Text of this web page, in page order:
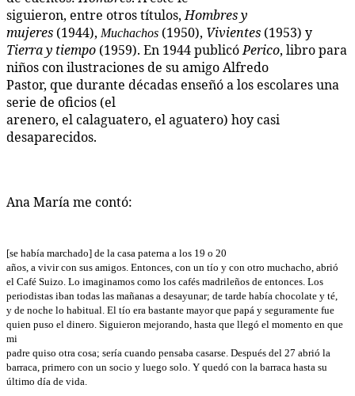
siguieron, entre otros títulos,Hombres y
mujeres (1944), Muchachos (1950), Vivientes (1953) y
Tierra y tiempo (1959). En 1944 publicóPerico, libro para
niños con ilustraciones de su amigo Alfredo
Pastor, que durante décadas enseñó a los escolares una
serie de oficios (el
arenero, el calaguatero, el aguatero) hoy casi
desaparecidos.
Ana María me contó:
[se había marchado] de la casa paterna a los 19 o 20
años, a vivir con sus amigos. Entonces, con un tío y con otro muchacho, abrió
el Café Suizo. Lo imaginamos como los cafés madrileños de entonces. Los
periodistas iban todas las mañanas a desayunar; de tarde había chocolate y té,
y de noche lo habitual. El tío era bastante mayor que papá y seguramente fue
quien puso el dinero. Siguieron mejorando, hasta que llegó el momento en que
mi
padre quiso otra cosa; sería cuando pensaba casarse. Después del 27 abrió la
barraca, primero con un socio y luego solo. Y quedó con la barraca hasta su
último día de vida.